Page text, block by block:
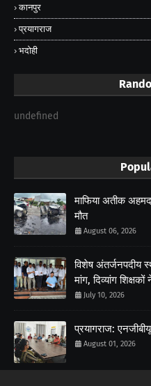
कानपुर
प्रयागराज
भदोही
undefined
माफिया अतीक
मौत
August 06, 2026
विशेष अंतर्जनपदीय
मांग, दिव्यांग
July 10, 2026
प्रयागराज:
August 01, 2026